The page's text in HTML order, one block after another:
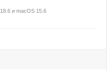
и macOS 15.6